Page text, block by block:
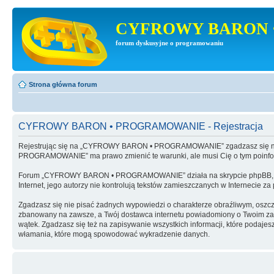
CYFROWY BARON
forum dyskusyjne o programowaniu
Strona główna forum
CYFROWY BARON • PROGRAMOWANIE - Rejestracja
Rejestrując się na „CYFROWY BARON • PROGRAMOWANIE” zgadzasz
PROGRAMOWANIE” ma prawo zmienić te warunki, ale musi Cię o tym
Forum „CYFROWY BARON • PROGRAMOWANIE” działa na skrypcie
Internet, jego autorzy nie kontrolują tekstów zamieszczanych w Internecie
Zgadzasz się nie pisać żadnych wypowiedzi o charakterze obraźliwym,
zbanowany na zawsze, a Twój dostawca internetu powiadomiony o Twoim
wątek. Zgadzasz się też na zapisywanie wszystkich informacji, które
włamania, które mogą spowodować wykradzenie danych.